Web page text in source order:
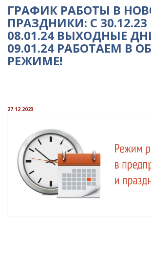
ГРАФИК РАБОТЫ В
ПРАЗДНИКИ: C
08.01.24 ВЫХОДНЫЕ
09.01.24 РАБОТАЕМ В
РЕЖИМЕ!
27.12.2023